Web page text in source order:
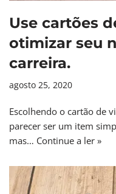
Use cartões
otimizar seu
carreira.
agosto 25, 2020
Escolhendo o cartão de
parecer ser um item
mas… Continue a ler »